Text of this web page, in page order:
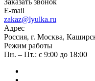
Заказать звонок
E-mail
zakaz@lyulka.ru
Адрес
Россия, г. Москва,
Режим работы
Пн. – Пт.: с 9:00 до 18:00